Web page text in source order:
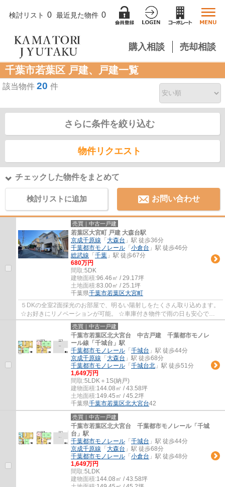
検討リスト 0 最近見た物件 0
購入相談 売却相談
千葉市若葉区 戸建、戸建一覧
該当物件 20 件
さらに条件を絞り込む
物件リクエスト
チェックした物件をまとめて
検討リストに追加 お問い合わせ
売買｜中古一戸建
若葉区大宮町 戸建 大森台駅
京成千原線 「 大森台 」駅 徒歩36分
千葉都市モノレール 「 小倉台 」駅 徒歩46分
総武線 「 千葉 」駅 徒歩67分
680万円
間取:5DK
建物面積:96.46㎡ / 29.17坪
土地面積:83.00㎡ / 25.1坪
千葉県千葉市若葉区大宮町
５DKの全室2面採光のお部屋で、明るい陽射しをたくさん取り込めます。
☆お好きにリノベーションが可能。 ☆車庫付き物件で雨の日も安心で
す。 ☆通気性に優れた物件です。
売買｜中古一戸建
千葉市若葉区北大宮台 中古戸建 千葉都市モノレ
ール線「千城台」駅
千葉都市モノレール 「 千城台 」駅 徒歩44分
京成千原線 「 大森台 」駅 徒歩68分
千葉都市モノレール 「 千城台北 」駅 徒歩51分
1,649万円
間取:5LDK＋1S(納戸)
建物面積:144.08㎡ / 43.58坪
土地面積:149.45㎡ / 45.2坪
千葉県千葉市若葉区北大宮台42
売買｜中古一戸建
千葉市若葉区北大宮台 千葉都市モノレール「千城
台」駅
千葉都市モノレール 「 千城台 」駅 徒歩44分
京成千原線 「 大森台 」駅 徒歩68分
千葉都市モノレール 「 小倉台 」駅 徒歩48分
1,649万円
間取:5LDK
建物面積:144.08㎡ / 43.58坪